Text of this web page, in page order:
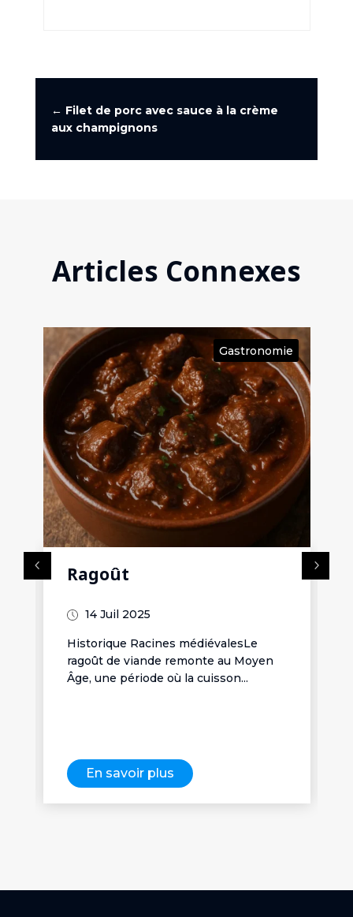
← Filet de porc avec sauce à la crème
aux champignons
Articles Connexes
Gastronomie
Ragoût
14 Juil 2025
Historique Racines médiévalesLe
ragoût de viande remonte au Moyen
Âge, une période où la cuisson...
En savoir plus